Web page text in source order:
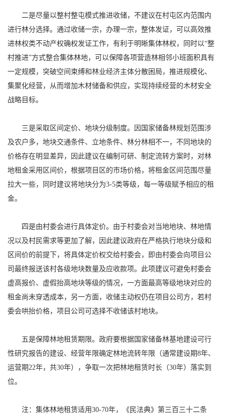
二是尽量以整村整屯模式推进收储，不建议在村屯区内范围内
进行林分选择。通过收储一宗，办理一宗，整体发证，可以高效推
进林权类不动产权确权发证工作，有利于明晰集体林权，同时以“整
村推进”方式整合集体林地，可以保障各项营造林相邻小班面积具有
一定规模，突破空间束缚和林业经济主体分散困局，推进规模化、
集聚化经营，从而增加木材储备和供应，实现持续经营的木材安全
战略目标。
三是采取区间定价、地块分级制度。因国家储备林规划范围涉
及农户多，地块交通条件、立地条件、林分林相不一，不同地块的
价格存在明显差异，因此建议在编制可研、制定流转方案时，对林
地租金采用区间价，根据项目区的市场价格，将租金区间范围尽量
拉大一些，同时建议将地块分为3-5类等级，每一等级赋予相应的租
金。
四是由村委会进行具体定价。由于村委会对当地地块、林地情
况以及村民需求等更加了解，因此建议政府在严格执行地块分级和
区间价的前提下，将具体定价权交给村委会，即由村委会向项目公
司最终报送该村各级地块数量及应收款项。此项建议可避免村委会
虚高报价、虚假抬高地块等级的情况，一方面最高等级地块对应的
租金尚未穿透成本，另一方面，收储主动权仍在项目公司方，若村
委会哄抬价格，项目公司可选择不收储该村地块。
五是保障林地租赁期限。政府要根据国家储备林基地建设可行
性研究报告的建设、经营年限确定林地流转年限（通常建设期8年、
运营期22年，共30年），争取一次把林地租赁时长（30年）落实到
位。
注：集体林地租赁适用30-70年，《民法典》第三百三十二条